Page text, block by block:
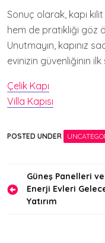
Sonuç olarak, kapı
hem de pratikliği göz
Unutmayın, kapınız
evinizin güvenliğinin ilk
Çelik Kapı
Villa Kapısı
POSTED UNDER
Yazı
gezinmesi
Güneş Panelleri ve
Enerji Evleri
Yatırım